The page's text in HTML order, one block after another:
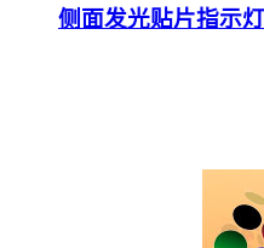
侧面发光贴片指示灯